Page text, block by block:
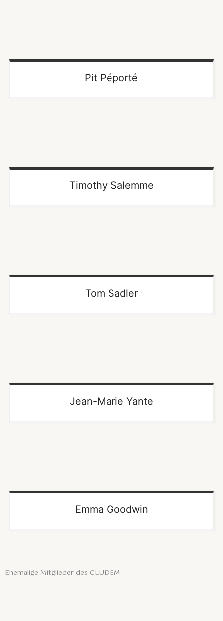
Pit Péporté
Timothy Salemme
Tom Sadler
Jean-Marie Yante
Emma Goodwin
Ehemalige Mitglieder des CLUDEM